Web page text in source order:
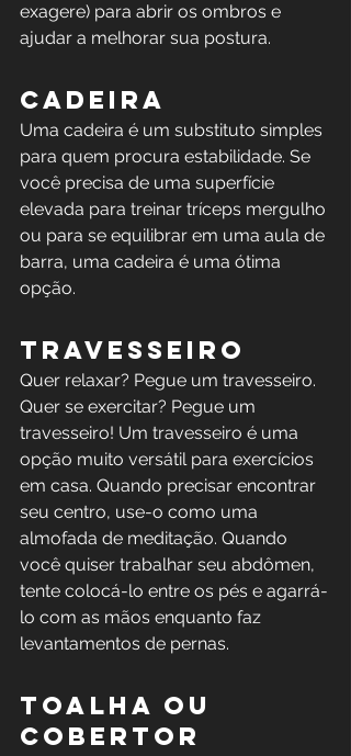
exagere) para abrir os ombros e
ajudar a melhorar sua postura.
Cadeira
Uma cadeira é um substituto simples
para quem procura estabilidade. Se
você precisa de uma superfície
elevada para treinar tríceps mergulho
ou para se equilibrar em uma aula de
barra, uma cadeira é uma ótima
opção.
Travesseiro
Quer relaxar? Pegue um travesseiro.
Quer se exercitar? Pegue um
travesseiro! Um travesseiro é uma
opção muito versátil para exercícios
em casa. Quando precisar encontrar
seu centro, use-o como uma
almofada de meditação. Quando
você quiser trabalhar seu abdômen,
tente colocá-lo entre os pés e agarrá-
lo com as mãos enquanto faz
levantamentos de pernas.
Toalha ou
cobertor